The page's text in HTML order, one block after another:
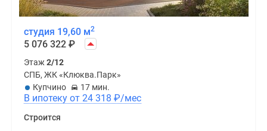
студия 19,60 м2
5 076 322 ₽
Этаж2/12
СПБ, ЖК «Клюква.Парк»
Купчино
17 мин.
В ипотеку от 24 318 ₽/мес
Строится